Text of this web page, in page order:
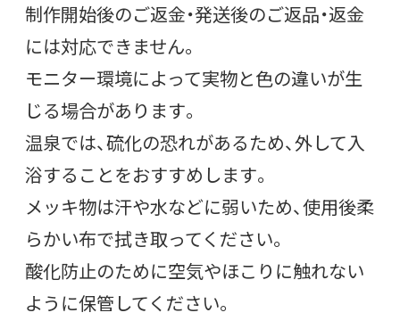
制作開始後のご返金・発送後のご返品・返金
には対応できません。
モニター環境によって実物と色の違いが生
じる場合があります。
温泉では、硫化の恐れがあるため、外して入
浴することをおすすめします。
メッキ物は汗や水などに弱いため、使用後柔
らかい布で拭き取ってください。
酸化防止のために空気やほこりに触れない
ように保管してください。